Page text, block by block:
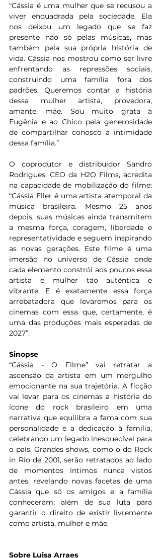
“Cássia é uma mulher que se recusou a
viver enquadrada pela sociedade. Ela
nos deixou um legado que se faz
presente não só pelas músicas, mas
também pela sua própria história de
vida. Cássia nos mostrou como ser livre
enfrentando as repressões sociais,
construindo uma família fora dos
padrões. Queremos contar a história
dessa mulher artista, provedora,
amante, mãe. Sou muito grata à
Eugênia e ao Chico pela generosidade
de compartilhar conosco a intimidade
dessa família.”
O coprodutor e distribuidor Sandro
Rodrigues, CEO da H2O Films, acredita
na capacidade de mobilização do filme:
“Cássia Eller é uma artista atemporal da
música brasileira. Mesmo 25 anos
depois, suas músicas ainda transmitem
a mesma força, coragem, liberdade e
representatividade e seguem inspirando
as novas gerações. Este filme é uma
imersão no universo de Cássia onde
cada elemento constrói aos poucos essa
artista e mulher tão autêntica e
vibrante. E é exatamente essa força
arrebatadora que levaremos para os
cinemas com essa que, certamente, é
uma das produções mais esperadas de
2027”.
Sinopse
“Cássia - O Filme” vai retratar a
ascensão da artista em um mergulho
emocionante na sua trajetória. A ficção
vai levar para os cinemas a história do
ícone do rock brasileiro em uma
narrativa que equilibra a fama com sua
personalidade e a dedicação à família,
celebrando um legado inesquecível para
o país. Grandes shows, como o do Rock
in Rio de 2001, serão retratados ao lado
de momentos íntimos nunca vistos
antes, revelando novas facetas de uma
Cássia que só os amigos e a família
conheceram; além de sua luta para
garantir o direito de existir livremente
como artista, mulher e mãe.
Sobre Luisa Arraes